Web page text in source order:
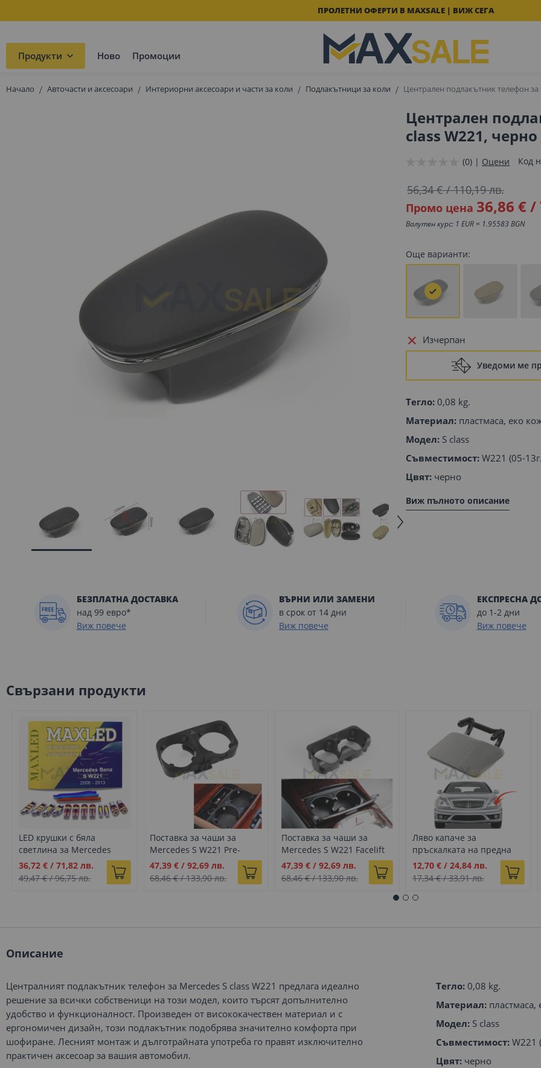
ПРОЛЕТНИ ОФЕРТИ В MAXSALE | ВИЖ СЕГА
Продукти Ново Промоции
Начало Авточасти и аксесоари Интериорни аксесоари и части за коли Подлакътници за коли Централен подлакътник телефон за
на
галерия
Централен
class W221, черно
(0) | Оцени Код
Промо цена 36,86 €/
56,34 €/110,19 лв.
Валутен курс: 1 EUR = 1.95583 BGN
Още варианти:
Изчерпан
Уведоми ме
Тегло: 0,08 kg.
Материал: пластмаса, еко
Модел: S class
Съвместимост: W221 (05-
Цвят: черно
Виж пълното описание
БЕЗПЛАТНА ДОСТАВКА
над 99 евро*
Виж повече
ВЪРНИ ИЛИ ЗАМЕНИ
в срок от 14 дни
Виж повече
ЕКСПРЕСНА
до 1-2 дни
Виж повече
Свързани продукти
LED крушки с бяла
светлина за Mercedes
Benz S class W221 (2006-
2013), Комплект от 26бр.
Промо
цена
36,72 €/ 71,82 лв.
49,47 €/96,75 лв.
Поставка за чаши за
Mercedes S W221 Pre-
Facelift (2006-2009)
Промо
цена
47,39 € /92,69 лв.
68,46 €/133,90 лв.
Поставка за чаши за
Mercedes S W221 Facelift
(2009-2013)
Промо
цена
47,39 €/ 92,69 лв.
68,46 €/133,90 лв.
Ляво капаче за
пръскалката на предна
броня с основа за
Mercedes S class W221
Промо
цена
12,70 €/ 24,84 лв.
17,34 €/33,91 лв.
Описание
Централният подлакътник телефон за Mercedes S class W221 предлага идеално
решение за всички собственици на този модел, които търсят допълнително
удобство и функционалност. Произведен от висококачествен материал и с
ергономичен дизайн, този подлакътник подобрява значително комфорта при
шофиране. Лесният монтаж и дълготрайната употреба го правят изключително
практичен аксесоар за вашия автомобил.
Тегло: 0,08 kg.
Материал: пластмаса,
Модел: S class
Съвместимост: W221
Цвят: черно